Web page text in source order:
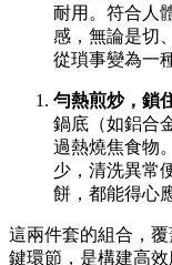
耐用。符合人
感，無論是切
從瑣事變為一
勻熱煎炒，鎖
鍋底（如鋁合
過熱燒焦食物
少，清洗異常
餅，都能得心
這兩件套的組合，覆
鍵環節，是構建高效